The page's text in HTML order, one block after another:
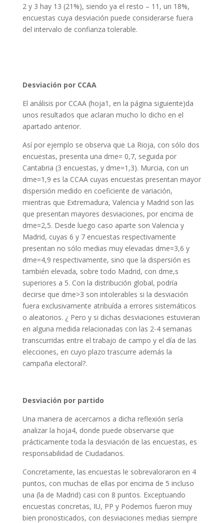
2 y 3 hay 13 (21%), siendo ya el resto – 11, un 18%,
encuestas cuya desviación puede considerarse fuera
del intervalo de confianza tolerable.
Desviación por CCAA
El análisis por CCAA (hoja1, en la página siguiente)da
unos resultados que aclaran mucho lo dicho en el
apartado anterior.
Así por ejemplo se observa que La Rioja, con sólo dos
encuestas, presenta una dme= 0,7, seguida por
Cantabria (3 encuestas, y dme=1,3). Murcia, con un
dme=1,9 es la CCAA cuyas encuestas presentan mayor
dispersión medido en coeficiente de variación,
mientras que Extremadura, Valencia y Madrid son las
que presentan mayores desviaciones, por encima de
dme=2,5. Desde luego caso aparte son Valencia y
Madrid, cuyas 6 y 7 encuestas respectivamente
presentan no sólo medias muy elevadas dme=3,6 y
dme=4,9 respectivamente, sino que la dispersión es
también elevada, sobre todo Madrid, con dme,s
superiores a 5. Con la distribución global, podría
decirse que dme>3 son intolerables si la desviación
fuera exclusivamente atribuída a errores sistemáticos
o aleatorios. ¿ Pero y si dichas desviaciones estuvieran
en alguna medida relacionadas con las 2-4 semanas
transcurridas entre el trabajo de campo y el día de las
elecciones, en cuyo plazo trascurre además la
campaña electoral?.
Desviación por partido
Una manera de acercarnos a dicha reflexión sería
analizar la hoja4, donde puede observarse que
prácticamente toda la desviación de las encuestas, es
responsabilidad de Ciudadanos.
Concretamente, las encuestas le sobrevaloraron en 4
puntos, con muchas de ellas por encima de 5 incluso
una (la de Madrid) casi con 8 puntos. Exceptuando
encuestas concretas, IU, PP y Podemos fueron muy
bien pronosticados, con desviaciones medias siempre